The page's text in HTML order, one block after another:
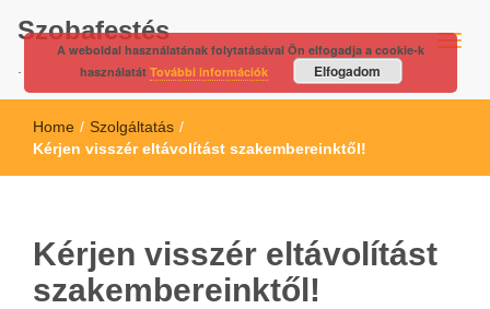
Szobafestés
Home / Szolgáltatás /
Kérjen visszér eltávolítást szakembereinktől!
Kérjen visszér eltávolítást
szakembereinktől!
A weboldal használatának folytatásával Ön elfogadja a cookie-k
használatát További információk Elfogadom